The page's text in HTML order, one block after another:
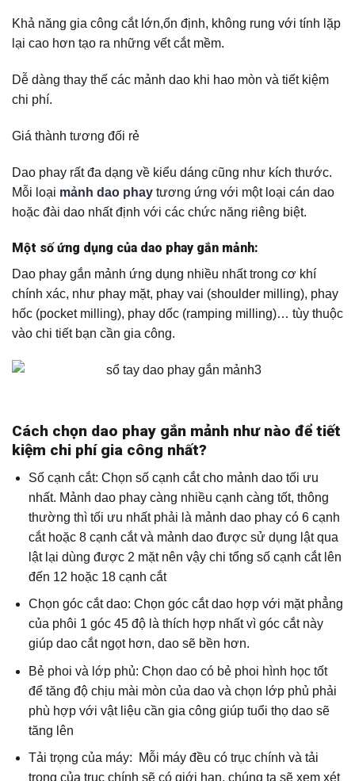
Khả năng gia công cắt lớn,ổn định, không rung với tính lặp
lại cao hơn tạo ra những vết cắt mềm.
Dễ dàng thay thế các mảnh dao khi hao mòn và tiết kiệm
chi phí.
Giá thành tương đối rẻ
Dao phay rất đa dạng về kiểu dáng cũng như kích thước.
Mỗi loại mảnh dao phay tương ứng với một loại cán dao
hoặc đài dao nhất định với các chức năng riêng biệt.
Một số ứng dụng của dao phay gắn mảnh:
Dao phay gắn mảnh ứng dụng nhiều nhất trong cơ khí
chính xác, như phay mặt, phay vai (shoulder milling), phay
hốc (pocket milling), phay dốc (ramping milling)… tùy thuộc
vào chi tiết bạn cần gia công.
Cách chọn dao phay gắn mảnh như nào để tiết
kiệm chi phí gia công nhất?
Số cạnh cắt: Chọn số cạnh cắt cho mảnh dao tối ưu
nhất. Mảnh dao phay càng nhiều cạnh càng tốt, thông
thường thì tối ưu nhất phải là mảnh dao phay có 6 cạnh
cắt hoặc 8 cạnh cắt và mảnh dao được sử dụng lật qua
lật lại dùng được 2 mặt nên vậy chi tổng số cạnh cắt lên
đến 12 hoặc 18 cạnh cắt
Chọn góc cắt dao: Chọn góc cắt dao hợp với mặt phẳng
của phôi 1 góc 45 độ là thích hợp nhất vì góc cắt này
giúp dao cắt ngọt hơn, dao sẽ bền hơn.
Bẻ phoi và lớp phủ: Chọn dao có bẻ phoi hình học tốt
để tăng độ chịu mài mòn của dao và chọn lớp phủ phải
phù hợp với vật liệu cần gia công giúp tuổi thọ dao sẽ
tăng lên
Tải trọng của máy: Mỗi máy đều có trục chính và tải
trọng của trục chính sẽ có giới hạn, chúng ta sẽ xem xét